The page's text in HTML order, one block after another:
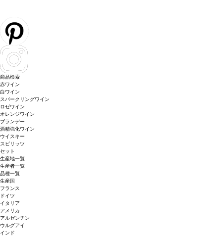
商品検索
赤ワイン
白ワイン
スパークリングワイン
ロゼワイン
オレンジワイン
ブランデー
酒精強化ワイン
ウイスキー
スピリッツ
セット
生産地一覧
生産者一覧
品種一覧
生産国
フランス
ドイツ
イタリア
アメリカ
アルゼンチン
ウルグアイ
インド